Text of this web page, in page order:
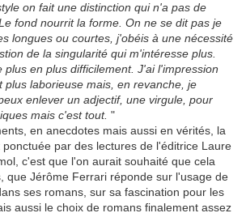
on fait une distinction qui n'a pas de
fond nourrit la forme. On ne se dit pas je
longues ou courtes, j'obéis à une nécessité
de la singularité qui m'intéresse plus.
plus en plus difficilement. J'ai l'impression
plus laborieuse mais, en revanche, je
enlever un adjectif, une virgule, pour
mais c'est tout. "
en anecdotes mais aussi en vérités, la
par des lectures de l'éditrice Laure
c'est que l'on aurait souhaité que cela
que Jérôme Ferrari réponde sur l'usage de
ses romans, sur sa fascination pour les
aussi le choix de romans finalement assez